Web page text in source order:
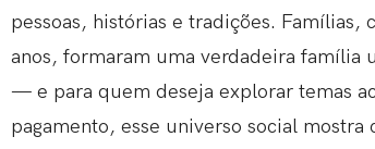
pessoas, histórias e tradições. Famílias,
anos, formaram uma verdadeira família
— e para quem deseja explorar temas
pagamento, esse universo social